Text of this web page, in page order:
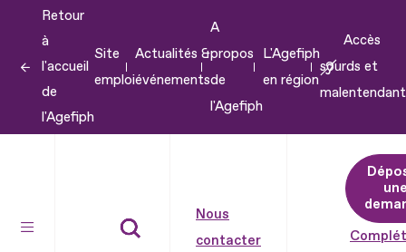
contenu
Retour
à
l'accueil
de
l'Agefiph
Site
emploi
Actualités &
événements
A
propos
de
l'Agefiph
L'Agefiph
en région
Accès
sourds et
Nous
contacter